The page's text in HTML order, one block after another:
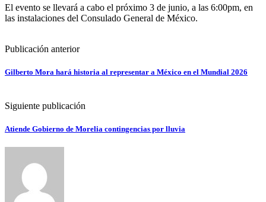
El evento se llevará a cabo el próximo 3 de junio, a las 6:00pm, en
las instalaciones del Consulado General de México.
Publicación anterior
Gilberto Mora hará historia al representar a México en el Mundial 2026
Siguiente publicación
Atiende Gobierno de Morelia contingencias por lluvia